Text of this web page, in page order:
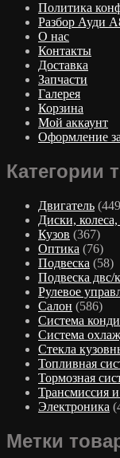
Политика
Разбор Ауди
О нас
Контакты
Доставка
Запчасти
Галерея
Корзина
Мой аккаунт
Оформление
Категории
Двигатель
Диски,
Кузов (367)
Оптика (76)
Подвеска (58)
Подвеска двс/
Рулевое
Салон (586)
Система
Система
Стекла
Топливная
Тормозная
Трансмиссия
Электроника
Метки